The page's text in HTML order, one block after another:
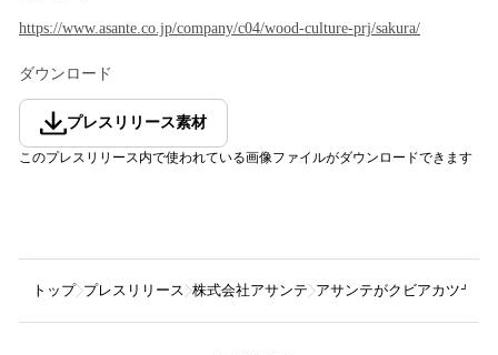
https://www.asante.co.jp/company/c04/wood-culture-prj/sakura/
ダウンロード
プレスリリース素材
このプレスリリース内で使われている画像ファイルがダウンロードできます
トップ プレスリリース 株式会社アサンテ アサンテがクビアカツヤカ